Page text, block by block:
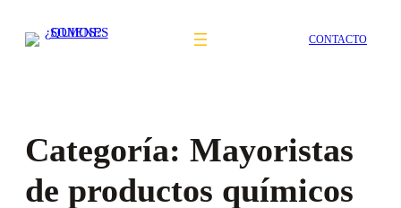
CONTACTO
Categoría: Mayoristas
de productos químicos